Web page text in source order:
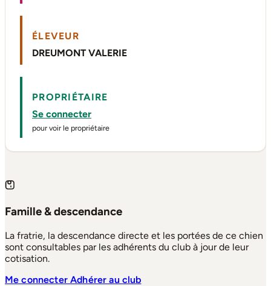
ÉLEVEUR
DREUMONT VALERIE
PROPRIÉTAIRE
Se connecter
pour voir le propriétaire
Famille & descendance
La fratrie, la descendance directe et les portées de ce chien
sont consultables par les adhérents du club à jour de leur
cotisation.
Me connecterAdhérer au club